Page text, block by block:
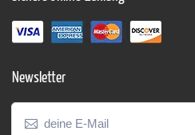
Newsletter